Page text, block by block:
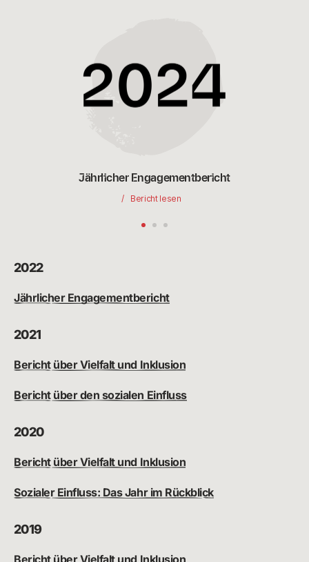
Jährlicher Engagementbericht
Bericht lesen
2022
Jährlicher Engagementbericht
2021
Bericht über Vielfalt und Inklusion
Bericht über den sozialen Einfluss
2020
Bericht über Vielfalt und Inklusion
Sozialer Einfluss: Das Jahr im Rückblick
2019
Bericht über Vielfalt und Inklusion